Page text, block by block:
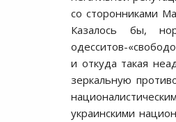
со сторонниками
Казалось бы,
одесситов-
и откуда такая
зеркальную
украинскими